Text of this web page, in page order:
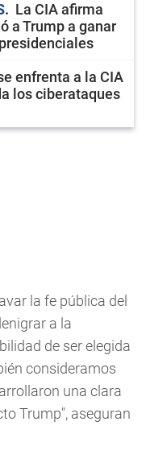
La CIA afirma
a Trump a ganar
enfrenta a la CIA
los ciberataques
la fe pública del
a la
de ser elegida
consideramos
una clara
Trump", aseguran